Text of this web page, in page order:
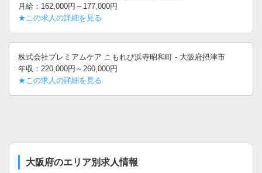
月給：162,000円～177,000円
★この求人の詳細を見る
株式会社プレミアムケア こもれび浜寺昭和町 - 大阪府摂津市
年収：220,000円～260,000円
★この求人の詳細を見る
大阪府のエリア別求人情報